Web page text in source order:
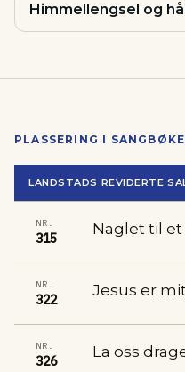
Himmellengsel og
PLASSERING I
LANDSTADS REVIDERTE
NR.
315
Naglet til et
NR.
322
Jesus er
NR.
326
La oss